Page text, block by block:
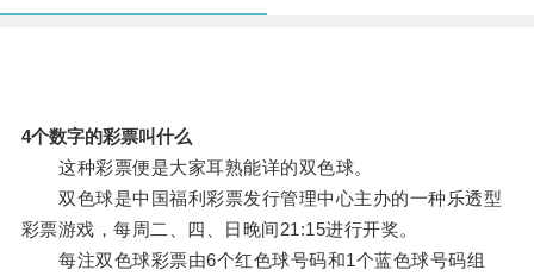
4个数字的彩票叫什么
这种彩票便是大家耳熟能详的双色球。
双色球是中国福利彩票发行管理中心主办的一种乐透型
彩票游戏，每周二、四、日晚间21:15进行开奖。
每注双色球彩票由6个红色球号码和1个蓝色球号码组